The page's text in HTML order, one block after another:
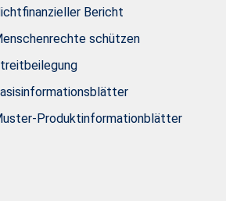
Bericht
schützen
Produktinformationblätter